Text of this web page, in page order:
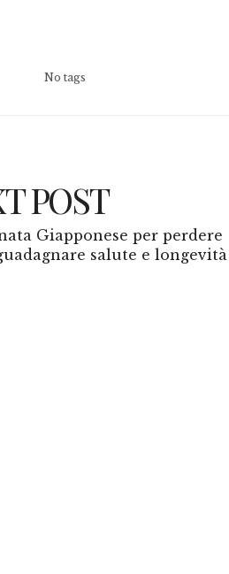
No tags
POST
Giapponese per perdere
salute e longevità